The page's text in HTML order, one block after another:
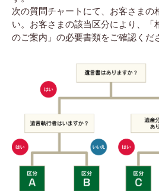
次の質問チャートにて、お客さまの
い。お客さまの該当区分により、「
のご案内」の必要書類をご確認くだ